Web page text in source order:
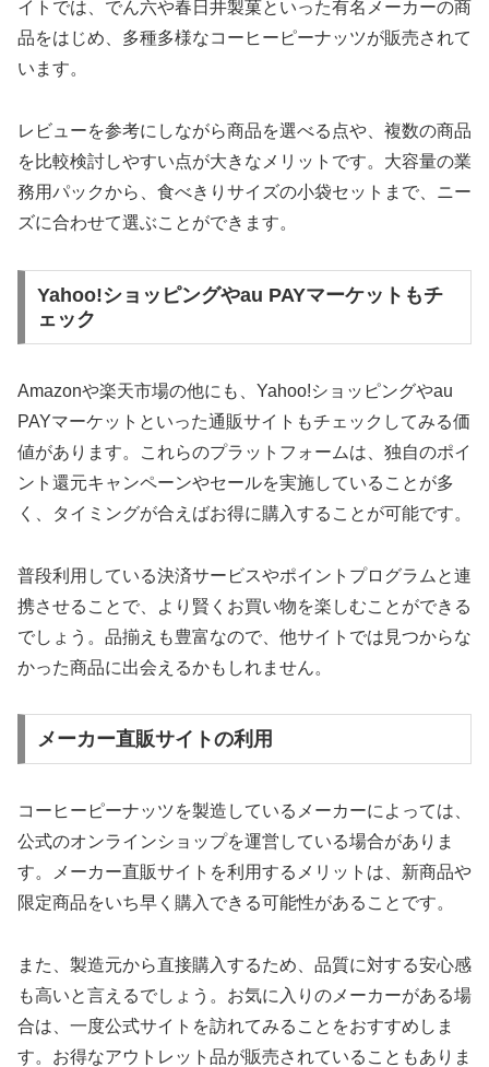
イトでは、でん六や春日井製菓といった有名メーカーの商
品をはじめ、多種多様なコーヒーピーナッツが販売されて
います。
レビューを参考にしながら商品を選べる点や、複数の商品
を比較検討しやすい点が大きなメリットです。大容量の業
務用パックから、食べきりサイズの小袋セットまで、ニー
ズに合わせて選ぶことができます。
Yahoo!ショッピングやau PAYマーケットもチ
ェック
Amazonや楽天市場の他にも、Yahoo!ショッピングやau
PAYマーケットといった通販サイトもチェックしてみる価
値があります。これらのプラットフォームは、独自のポイ
ント還元キャンペーンやセールを実施していることが多
く、タイミングが合えばお得に購入することが可能です。
普段利用している決済サービスやポイントプログラムと連
携させることで、より賢くお買い物を楽しむことができる
でしょう。品揃えも豊富なので、他サイトでは見つからな
かった商品に出会えるかもしれません。
メーカー直販サイトの利用
コーヒーピーナッツを製造しているメーカーによっては、
公式のオンラインショップを運営している場合がありま
す。メーカー直販サイトを利用するメリットは、新商品や
限定商品をいち早く購入できる可能性があることです。
また、製造元から直接購入するため、品質に対する安心感
も高いと言えるでしょう。お気に入りのメーカーがある場
合は、一度公式サイトを訪れてみることをおすすめしま
す。お得なアウトレット品が販売されていることもありま